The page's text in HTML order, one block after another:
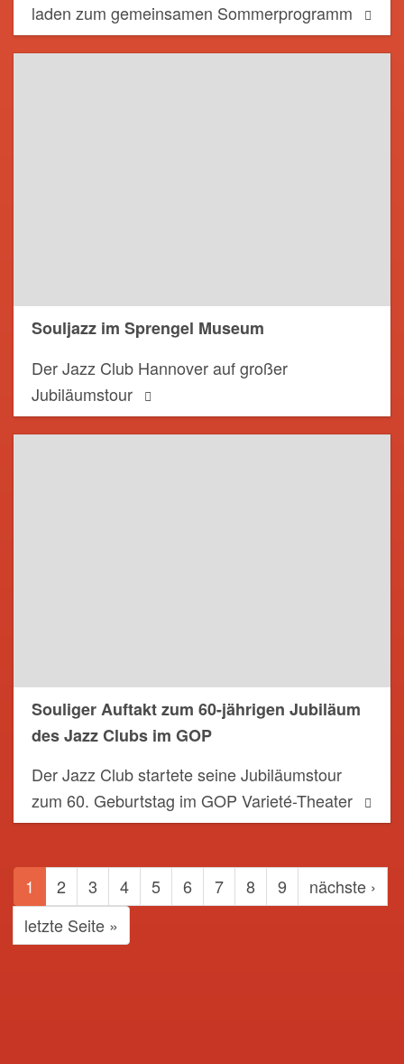
laden zum gemeinsamen Sommerprogramm
Souljazz im Sprengel Museum
Der Jazz Club Hannover auf großer
Jubiläumstour
Souliger Auftakt zum 60-jährigen Jubiläum
des Jazz Clubs im GOP
Der Jazz Club startete seine Jubiläumstour
zum 60. Geburtstag im GOP Varieté-Theater
SEITENNUMMERIERUNG
Aktuelle
Seite
1 Page
2 Page
3 Page
4 Page
5 Page
6 Page
7 Page
8 Page
9
Nächste
Seite
nächste ›
Letzte
Seite
letzte Seite »